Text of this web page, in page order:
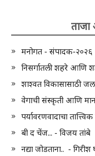
मनोगत - संपादक-२०२६
निसर्गातली शहरे आणि
शाश्वत विकासासाठी
वेगाची संस्कृती आणि
पर्यावरणवादाचा
बी द चेंज... - विजय तांबे
नद्या जोडताना.. - गिरीश